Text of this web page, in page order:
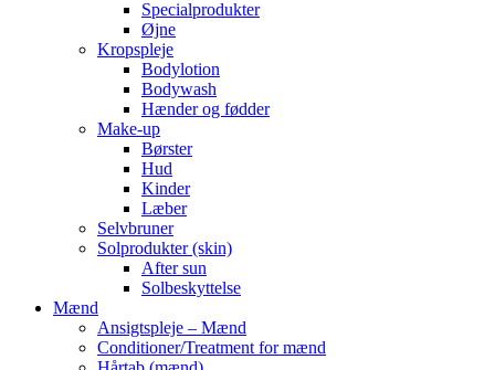
Specialprodukter
Øjne
Kropspleje
Bodylotion
Bodywash
Hænder og fødder
Make-up
Børster
Hud
Kinder
Læber
Selvbruner
Solprodukter (skin)
After sun
Solbeskyttelse
Mænd
Ansigtspleje – Mænd
Conditioner/Treatment for mænd